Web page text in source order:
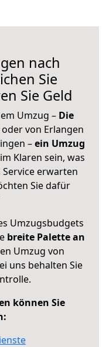
nach
Sie
Sie Geld
Umzug – Die
von Erlangen
–ein Umzug
Klaren sein, was
erwarten
Sie dafür
Umzugsbudgets
breite Palette an
Umzug von
uns behalten Sie
können Sie